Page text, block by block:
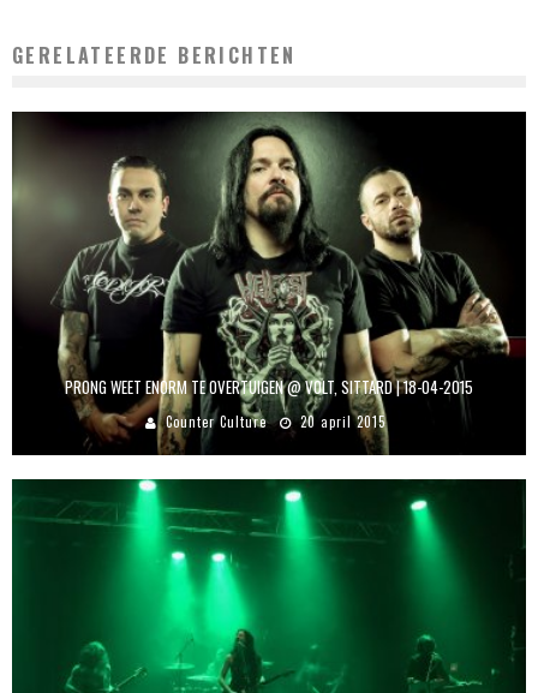
GERELATEERDE BERICHTEN
PRONG WEET ENORM TE OVERTUIGEN @ VOLT, SITTARD | 18-04-2015
Counter Culture 20 april 2015